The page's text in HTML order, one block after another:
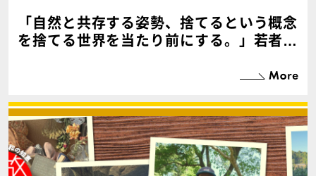
「自然と共存する姿勢、捨てるという概念
を捨てる世界を当たり前にする。」若者た